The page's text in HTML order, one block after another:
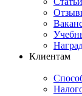
Клиентам